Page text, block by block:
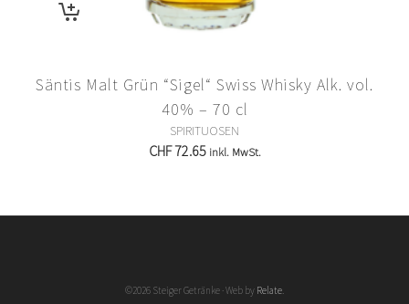
Säntis Malt Grün “Sigel“ Swiss Whisky Alk. vol.
40% – 70 cl
SPIRITUOSEN
CHF72.65 inkl. MwSt.
©2026 Steiger Getränke · Web by Relate